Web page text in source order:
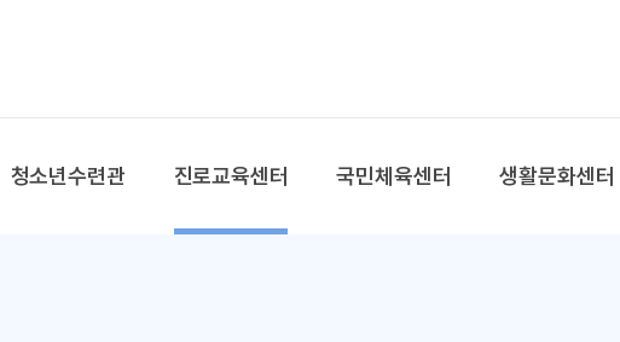
청소년수련관 진로교육센터 국민체육센터 생활문화센터